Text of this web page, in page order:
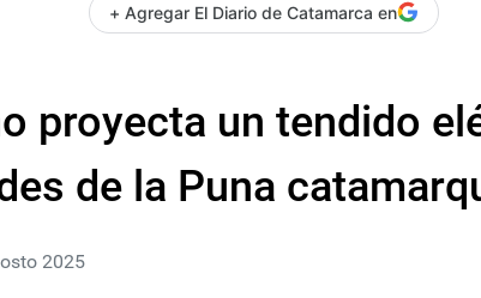
+ Agregar El Diario de Catamarca en
proyecta un tendido
de la Puna
2025